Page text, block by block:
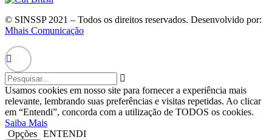
© SINSSP 2021 – Todos os direitos reservados. Desenvolvido por:
Mhais Comunicação
Usamos cookies em nosso site para fornecer a experiência mais
relevante, lembrando suas preferências e visitas repetidas. Ao clicar
em “Entendi”, concorda com a utilização de TODOS os cookies.
Saiba Mais
Opções ENTENDI